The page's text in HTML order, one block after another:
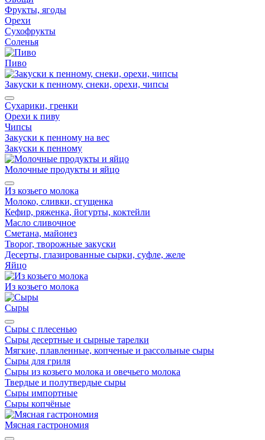
Фрукты, ягоды
Орехи
Сухофрукты
Соленья
Пиво
Закуски к пенному, снеки, орехи, чипсы
Сухарики, гренки
Орехи к пиву
Чипсы
Закуски к пенному на вес
Закуски к пенному
Молочные продукты и яйцо
Из козьего молока
Молоко, сливки, сгущенка
Кефир, ряженка, йогурты, коктейли
Масло сливочное
Сметана, майонез
Творог, творожные закуски
Десерты, глазированные сырки, суфле, желе
Яйцо
Из козьего молока
Сыры
Сыры с плесенью
Сыры десертные и сырные тарелки
Мягкие, плавленные, копченые и рассольные сыры
Сыры для гриля
Сыры из козьего молока и овечьего молока
Твердые и полутвердые сыры
Сыры импортные
Сыры копчёные
Мясная гастрономия